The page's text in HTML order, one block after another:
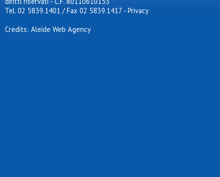
Tel. 02 5839.1401 / Fax 02 5839.1417 - Privacy
Credits: Aleide Web Agency